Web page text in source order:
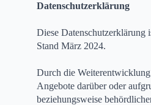
Datenschutzerklärung
Diese Datenschutzerklärung
Stand März 2024.
Durch die Weiterentwicklung
Angebote darüber oder
beziehungsweise